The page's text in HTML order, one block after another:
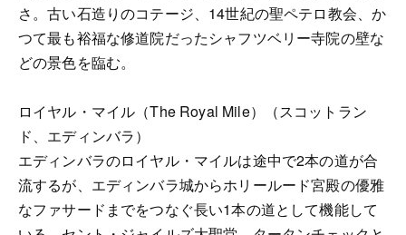
さ。古い石造りのコテージ、14世紀の聖ペテロ教会、か
つて最も裕福な修道院だったシャフツベリー寺院の壁な
どの景色を臨む。
ロイヤル・マイル（The Royal Mile）（スコットラン
ド、エディンバラ）
エディンバラのロイヤル・マイルは途中で2本の道が合
流するが、エディンバラ城からホリールード宮殿の優雅
なファサードまでをつなぐ長い1本の道として機能して